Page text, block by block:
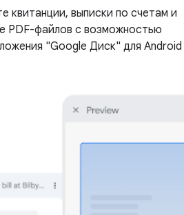
квитанции, выписки по счетам и
PDF-файлов с возможностью
"Google Диск" для Android